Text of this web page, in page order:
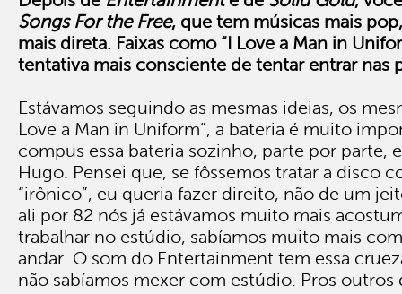
Songs For the Free, que tem músicas mais
mais direta. Faixas como “I Love a Man in
tentativa mais consciente de tentar entrar nas
Estávamos seguindo as mesmas ideias, os
Love a Man in Uniform”, a bateria é muito
compus essa bateria sozinho, parte por parte,
Hugo. Pensei que, se fôssemos tratar a disco
“irônico”, eu queria fazer direito, não de um
ali por 82 nós já estávamos muito mais
trabalhar no estúdio, sabíamos muito mais
andar. O som do Entertainment tem essa
não sabíamos mexer com estúdio. Pros outros